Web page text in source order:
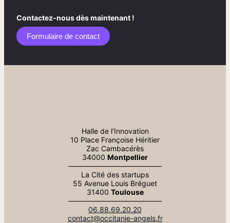
Contactez-nous dès maintenant !
Formulaire de contact​
Halle de l’Innovation
10 Place Françoise Héritier
Zac Cambacérès
34000 Montpellier
—————————————
La Cité des startups
55 Avenue Louis Bréguet
31400 Toulouse
—————————————
06.88.69.20.20
contact@occitanie-angels.fr